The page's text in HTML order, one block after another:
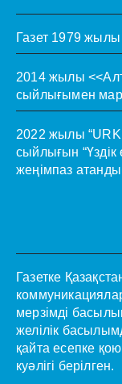
Газет 1979 жылы
2014 жылы
сыйлығымен
2022 жылы
сыйлығын “Үздік
жеңімпаз
Газетке
мерзімді
желілік
қайта есепке
куәлігі берілген.